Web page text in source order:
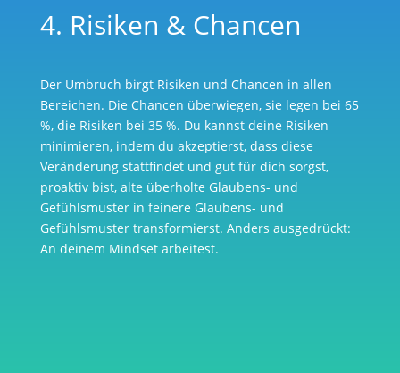
4. Risiken & Chancen
Der Umbruch birgt Risiken und Chancen in allen
Bereichen. Die Chancen überwiegen, sie legen bei 65
%, die Risiken bei 35 %. Du kannst deine Risiken
minimieren, indem du akzeptierst, dass diese
Veränderung stattfindet und gut für dich sorgst,
proaktiv bist, alte überholte Glaubens- und
Gefühlsmuster in feinere Glaubens- und
Gefühlsmuster transformierst. Anders ausgedrückt:
An deinem Mindset arbeitest.